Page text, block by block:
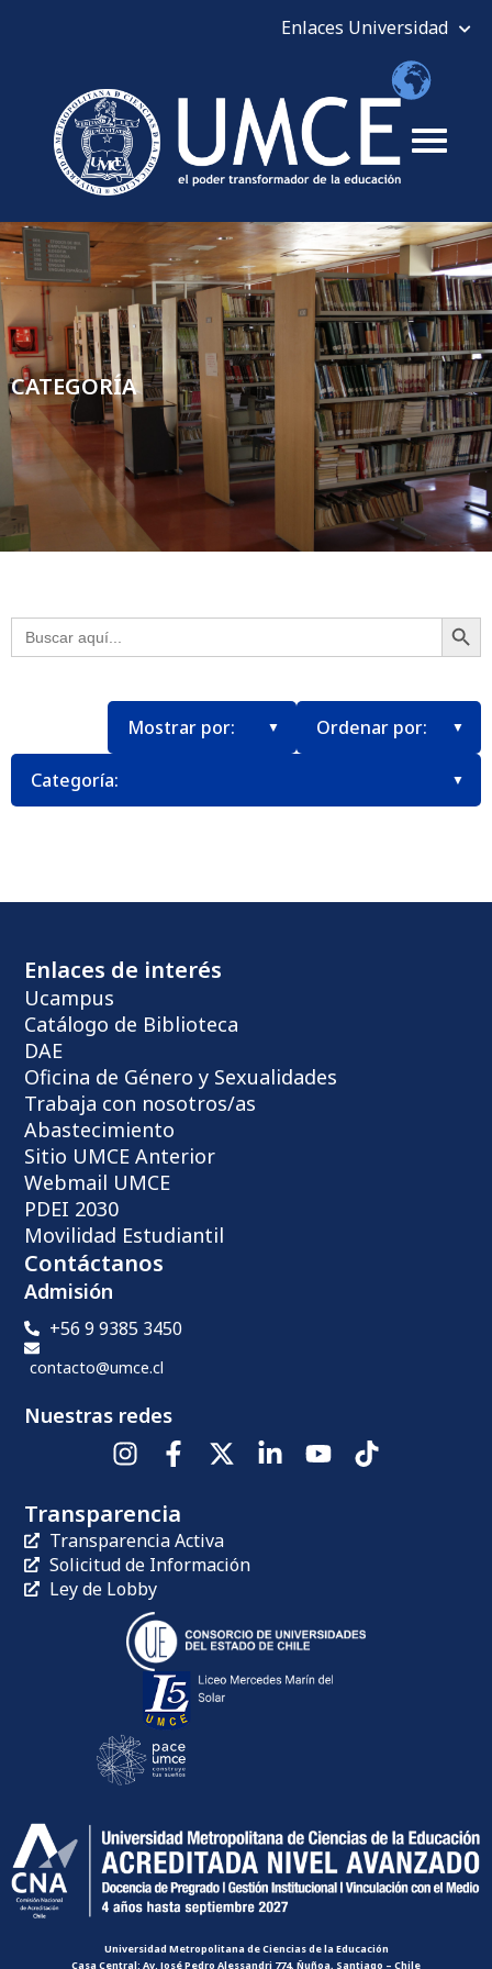
CATEGORÍA
Buscar:
Enlaces de interés
Ucampus
Catálogo de Biblioteca
DAE
Oficina de Género y Sexualidades
Trabaja con nosotros/as
Abastecimiento
Sitio UMCE Anterior
Webmail UMCE
PDEI 2030
Movilidad Estudiantil
Contáctanos
Admisión
+56 9 9385 3450
contacto@umce.cl
Nuestras redes
Transparencia
Transparencia Activa
Solicitud de Información
Ley de Lobby
Universidad Metropolitana de Ciencias de la Educación
Casa Central: Av. José Pedro Alessandri 774, Ñuñoa, Santiago – Chile